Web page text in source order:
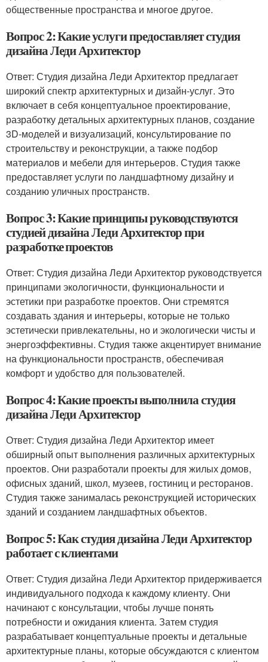
общественные пространства и многое другое.
Вопрос 2: Какие услуги предоставляет студия
дизайна Леди Архитектор
Ответ: Студия дизайна Леди Архитектор предлагает
широкий спектр архитектурных и дизайн-услуг. Это
включает в себя концептуальное проектирование,
разработку детальных архитектурных планов, создание
3D-моделей и визуализаций, консультирование по
строительству и реконструкции, а также подбор
материалов и мебели для интерьеров. Студия также
предоставляет услуги по ландшафтному дизайну и
созданию уличных пространств.
Вопрос 3: Какие принципы руководствуются
студией дизайна Леди Архитектор при
разработке проектов
Ответ: Студия дизайна Леди Архитектор руководствуется
принципами экологичности, функциональности и
эстетики при разработке проектов. Они стремятся
создавать здания и интерьеры, которые не только
эстетически привлекательны, но и экологически чисты и
энергоэффективны. Студия также акцентирует внимание
на функциональности пространств, обеспечивая
комфорт и удобство для пользователей.
Вопрос 4: Какие проекты выполнила студия
дизайна Леди Архитектор
Ответ: Студия дизайна Леди Архитектор имеет
обширный опыт выполнения различных архитектурных
проектов. Они разработали проекты для жилых домов,
офисных зданий, школ, музеев, гостиниц и ресторанов.
Студия также занималась реконструкцией исторических
зданий и созданием ландшафтных объектов.
Вопрос 5: Как студия дизайна Леди Архитектор
работает с клиентами
Ответ: Студия дизайна Леди Архитектор придерживается
индивидуального подхода к каждому клиенту. Они
начинают с консультации, чтобы лучше понять
потребности и ожидания клиента. Затем студия
разрабатывает концептуальные проекты и детальные
архитектурные планы, которые обсуждаются с клиентом